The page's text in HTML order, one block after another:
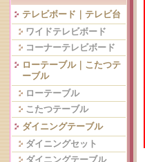
テレビボード｜テレビ台
ワイドテレビボード
コーナーテレビボード
ローテーブル｜こたつテ
ーブル
ローテーブル
こたつテーブル
ダイニングテーブル
ダイニングセット
ダイニングテーブル